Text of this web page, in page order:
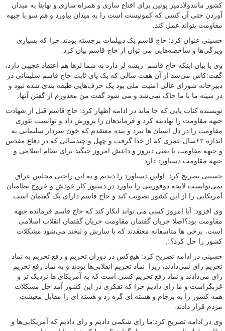
کشور مانندولادمیر پوتین برای اقناع سازی و همراه سازی و نهایتا به میدان
آوردن حتی آن کسی که کمونیست است را به میدان بیاورد و هم سو با جبهه
مقاومت بتواند عمل کند.
حسینی عنوان کرد: حاج قاسم یک دیپلمات برجسته بودند،چرا که بسیاری
ویژگی‌ها و شاخصه‌هایی می توان از حاج قاسم بیان کرد.
وی با بیان اینکه حاج قاسم ریشه لر دارد به شما لرها هم اعتقاد عجیبی دارد،
گفت:کاش می‌شد از آن هفت سالی که یک پای ثابت حاج قاسم سلیمانی در
دبیرخانه شورای عالی امنیت ملی بود یک حرف‌هایی طبقه بندی شده نبود و
در سینه ما با ما خاک نمی‌شد و می شود گفت من معذورم از گفتن آنها.
نویسنده کتاب پایی که جا ماند در ادامه اظهار کرد: حاج قاسم قبل از شهادت
جبهه مقاومت را نهادینه کرد و فرماندهان را پرورش داد و توانست تئوری
مقاومت را در دل انسان ها ببرد و بنده معتقدم که خون سردار سلیمانی به
اندازه ۶۲سال عمری که از خدا گرفت و چهل و چندسالی که در دفاع مقدس
و جبهه مقاومت با بعثی دیروز و داعش امروز جنگید برای نظام اسلامی و
جبهه مقاومت دستاورد دارد.
حسینی تصریح کرد: اولین دستاورد را دیدیم و به این راحتی مجلس عراق
نمی‌توانست لایحه دوفوریتی را بیاورد در دستور کار خودش و خروج نظامیان
آمریکایی را از این کشور تصویب کند و حاج قاسم دارای یک گفتمان است.
وی افزود: آیا امروز کسی می تواند انکار کند که حاج قاسم فرمانده جبهه
مقاومت بود؟اصلا جریان گفتمان مقاومت جریان گفتمان انقلاب اسلامی
است، برخی ها متاسفانه معتقدند که با سازش و لبخند می‌شود مشکلات
کشور را حل کرد؟!.
حسینی در ادامه تصریح کرد: هیچ‌کس در دوران تحریم و رفع تحریم به نماد
تحریم رای نمی‌دادند، زیرا نماد تحریم انقلابی‌ها بودند و به نماد رفع تحریم
رای می‌دادند و نماد رفع تحریم کسی است که به آمریکای‌ ها نزدیک تر و
غربگراست و ما رای دادیم چرا که تفکری در این کشور آمد حل مشکلات
همه کشور را به برجام و هسته ای گره زد و هسته ای را مقابل معیشت
مردم قرار دادند.
وی در ادامه تصریح کرد:ما رای شکمی دادیم و رای دادیم که آمریکایی‌ها و